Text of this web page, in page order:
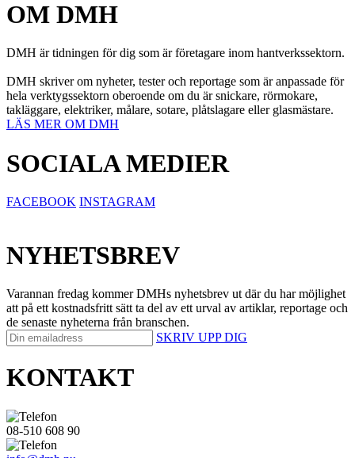
OM DMH
DMH är tidningen för dig som är företagare inom hantverkssektorn.
DMH skriver om nyheter, tester och reportage som är anpassade för
hela verktygssektorn oberoende om du är snickare, rörmokare,
takläggare, elektriker, målare, sotare, plåtslagare eller glasmästare.
LÄS MER OM DMH
SOCIALA MEDIER
FACEBOOK INSTAGRAM
NYHETSBREV
Varannan fredag kommer DMHs nyhetsbrev ut där du har möjlighet
att på ett kostnadsfritt sätt ta del av ett urval av artiklar, reportage och
de senaste nyheterna från branschen.
SKRIV UPP DIG
KONTAKT
08-510 608 90